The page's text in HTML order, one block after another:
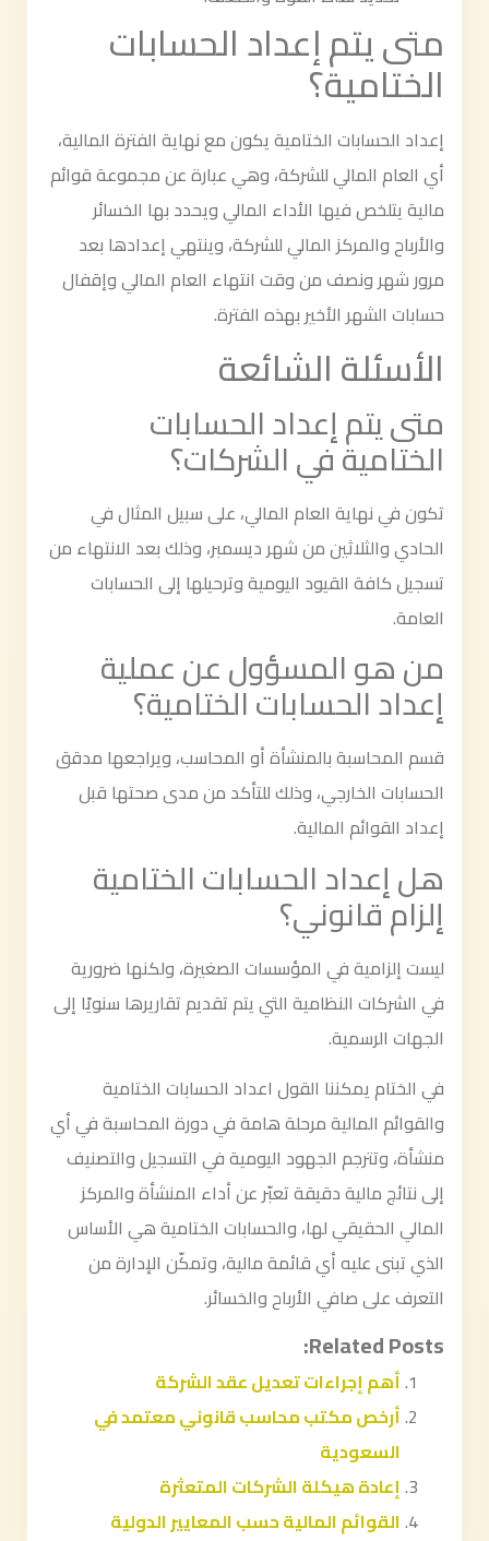
متى يتم إعداد الحسابات
الختامية؟
إعداد الحسابات الختامية يكون مع نهاية الفترة المالية،
أي العام المالي للشركة، وهي عبارة عن مجموعة قوائم
مالية يتلخص فيها الأداء المالي ويحدد بها الخسائر
والأرباح والمركز المالي للشركة، وينتهي إعدادها بعد
مرور شهر ونصف من وقت انتهاء العام المالي وإقفال
حسابات الشهر الأخير بهذه الفترة.
الأسئلة الشائعة
متى يتم إعداد الحسابات
الختامية في الشركات؟
تكون في نهاية العام المالي، على سبيل المثال في
الحادي والثلاثين من شهر ديسمبر، وذلك بعد الانتهاء من
تسجيل كافة القيود اليومية وترحيلها إلى الحسابات
العامة.
من هو المسؤول عن عملية
إعداد الحسابات الختامية؟
قسم المحاسبة بالمنشأة أو المحاسب، ويراجعها مدقق
الحسابات الخارجي، وذلك للتأكد من مدى صحتها قبل
إعداد القوائم المالية.
هل إعداد الحسابات الختامية
إلزام قانوني؟
ليست إلزامية في المؤسسات الصغيرة، ولكنها ضرورية
في الشركات النظامية التي يتم تقديم تقاريرها سنويًا إلى
الجهات الرسمية.
في الختام يمكننا القول اعداد الحسابات الختامية
والقوائم المالية مرحلة هامة في دورة المحاسبة في أي
منشأة، وتترجم الجهود اليومية في التسجيل والتصنيف
إلى نتائج مالية دقيقة تعبّر عن أداء المنشأة والمركز
المالي الحقيقي لها، والحسابات الختامية هي الأساس
الذي تبنى عليه أي قائمة مالية، وتمكّن الإدارة من
التعرف على صافي الأرباح والخسائر.
Related Posts:
أهم إجراءات تعديل عقد الشركة
أرخص مكتب محاسب قانوني معتمد في
السعودية
إعادة هيكلة الشركات المتعثرة
القوائم المالية حسب المعايير الدولية